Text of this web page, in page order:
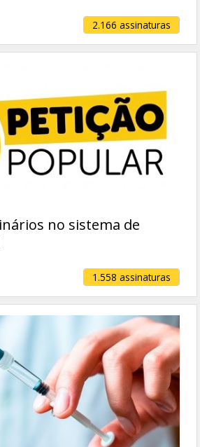
2.166 assinaturas
no sistema de
1.558 assinaturas